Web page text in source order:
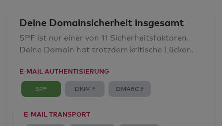
Deine Domainsicherheit insgesamt
SPF ist nur einer von 11 Sicherheitsfaktoren.
Deine Domain hat trotzdem kritische Lücken.
E-MAIL AUTHENTISIERUNG
SPF DKIM ? DMARC ?
E-MAIL TRANSPORT